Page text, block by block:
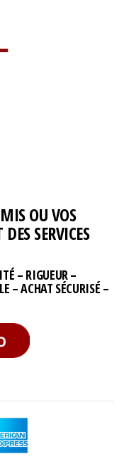
OU VOS
SERVICES
– RIGUEUR –
– ACHAT SÉCURISÉ –